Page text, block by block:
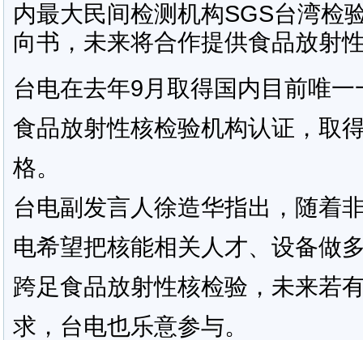
内最大民间检测机构SGS台湾检
向书，未来将合作提供食品放射
台电在去年9月取得国内目前唯
食品放射性核检验机构认证，取
格。
台电副发言人徐造华指出，随着
电希望把核能相关人才、设备做
跨足食品放射性核检验，未来若
求，台电也乐意参与。